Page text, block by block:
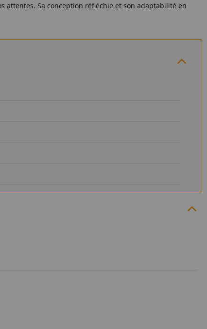
attentes. Sa conception réfléchie et son adaptabilité en